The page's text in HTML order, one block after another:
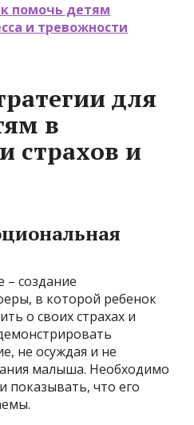
помочь детям
и тревожности
для
в
страхов и
– создание
в которой ребенок
о своих страхах и
не осуждая и не
малыша. Необходимо
показывать, что его